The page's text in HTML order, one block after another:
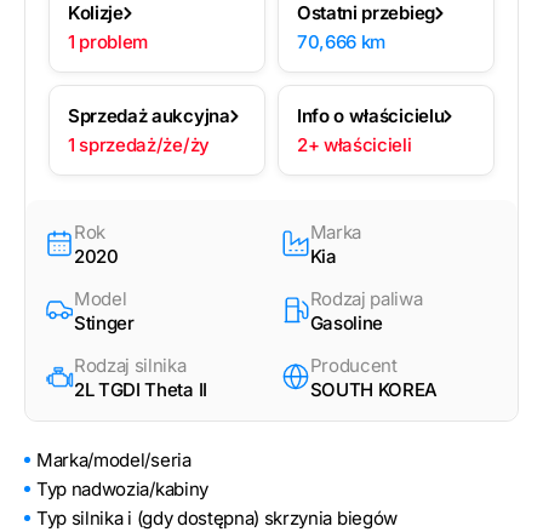
Kolizje
1 problem
Ostatni przebieg
70,666 km
Sprzedaż aukcyjna
1 sprzedaż/że/ży
Info o właścicielu
2+ właścicieli
Rok
2020
Marka
Kia
Model
Stinger
Rodzaj paliwa
Gasoline
Rodzaj silnika
2L TGDI Theta II
Producent
SOUTH KOREA
Marka/model/seria
Typ nadwozia/kabiny
Typ silnika i (gdy dostępna) skrzynia biegów